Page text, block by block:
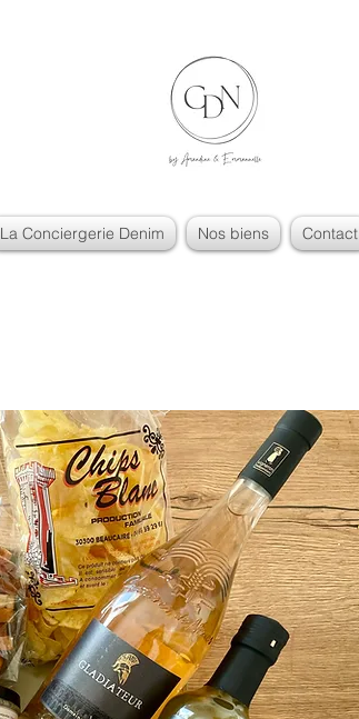
La Conciergerie Denim Nos biens Contact